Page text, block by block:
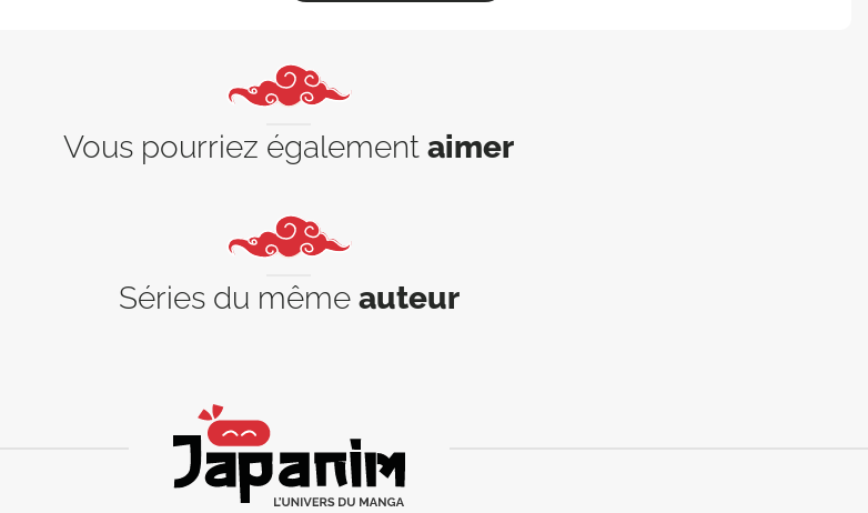
Vous pourriez également aimer
Séries du même auteur